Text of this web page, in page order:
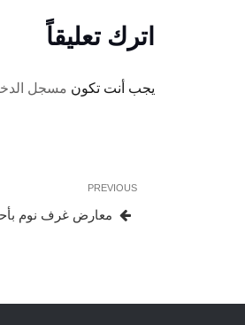
اترك تعليقاً
يجب أنت تكون مسجل
تصفّح
المقالات
Previous
Post
PREVIOUS
معارض غرف نوم